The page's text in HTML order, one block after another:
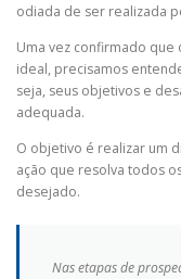
odiada de ser realizada
Uma vez confirmado
ideal, precisamos
seja, seus objetivos e
adequada.
O objetivo é realizar um
ação que resolva todos
desejado.
Nas etapas de